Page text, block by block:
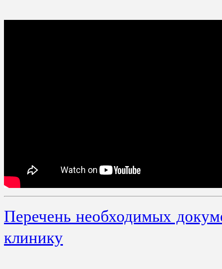
Перечень необходимых
клинику